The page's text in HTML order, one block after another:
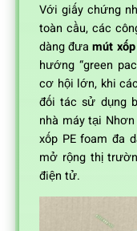
Với giấy chứng
toàn cầu, các
dàng đưamút
hướng “green
cơ hội lớn, khi
đối tác sử dụng
nhà máy tại
xốp PE foam đa
mở rộng thị
điện tử.